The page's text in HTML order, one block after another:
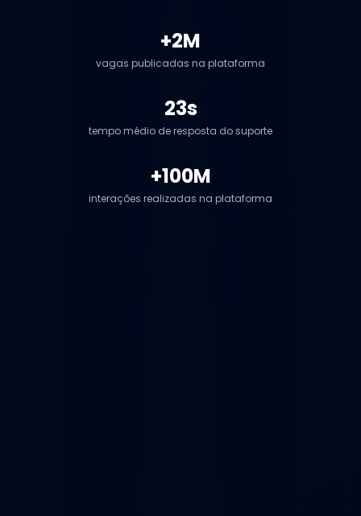
+2M
vagas publicadas na plataforma
23s
tempo médio de resposta do suporte
+100M
interações realizadas na plataforma